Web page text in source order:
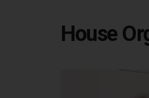
House